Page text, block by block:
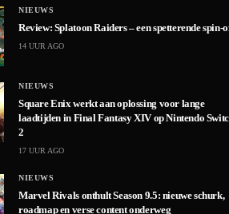
NIEUWS
Review: Splatoon Raiders – een spetterende spin-
14 UUR AGO
NIEUWS
Square Enix werkt aan oplossing voor lange
laadtijden in Final Fantasy XIV op Nintendo
2
17 UUR AGO
NIEUWS
Marvel Rivals onthult Season 9.5: nieuwe schurk,
roadmap en verse content onderweg